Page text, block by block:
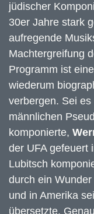
jüdischer
30er Jahre stark
aufregende
Machtergreifung
Programm ist
wiederum
verbergen. Sei es
männlichen
komponierte,
der UFA gefeuert
Lubitsch
durch ein
und in Amerika
übersetzte.